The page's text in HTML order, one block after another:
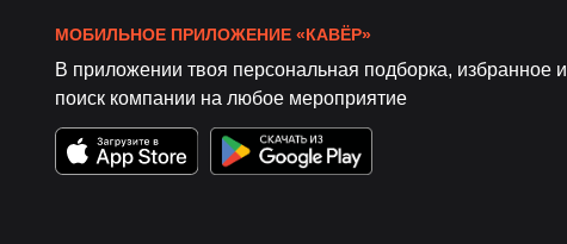
МОБИЛЬНОЕ ПРИЛОЖЕНИЕ «КАВЁР»
В приложении твоя персональная подборка, избранное и
поиск компании на любое мероприятие